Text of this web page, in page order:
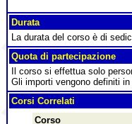
Durata
La durata del corso è di
Quota di partecipazione
Il corso si effettua solo
Gli importi vengono definiti
Corsi Correlati
Corso